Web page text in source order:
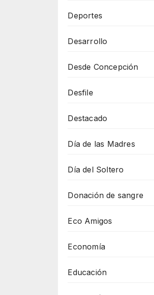
Deportes
Desarrollo
Desde Concepción
Desfile
Destacado
Día de las Madres
Día del Soltero
Donación de sangre
Eco Amigos
Economía
Educación